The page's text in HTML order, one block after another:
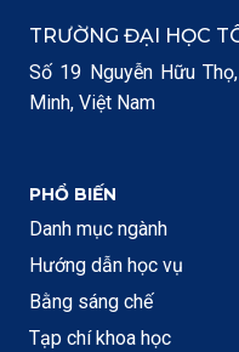
TRƯỜNG ĐẠI HỌC
Số 19 Nguyễn Hữu
Minh, Việt Nam
PHỔ BIẾN
Danh mục ngành
Hướng dẫn học vụ
Bằng sáng chế
Tạp chí khoa học